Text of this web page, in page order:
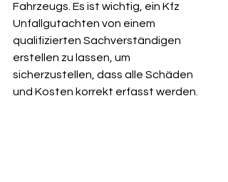
Fahrzeugs. Es ist wichtig, ein Kfz
Unfallgutachten von einem
qualifizierten Sachverständigen
erstellen zu lassen, um
sicherzustellen, dass alle Schäden
und Kosten korrekt erfasst werden.